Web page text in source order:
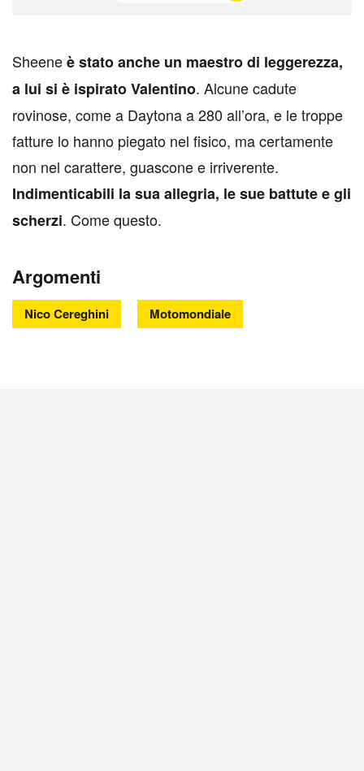
Sheeneè stato anche un maestro di leggerezza,
a lui si è ispirato Valentino. Alcune cadute
rovinose, come a Daytona a 280 all’ora, e le troppe
fatture lo hanno piegato nel fisico, ma certamente
non nel carattere, guascone e irriverente.
Indimenticabili la sua allegria, le sue battute e gli
scherzi. Come questo.
Argomenti
Nico Cereghini Motomondiale